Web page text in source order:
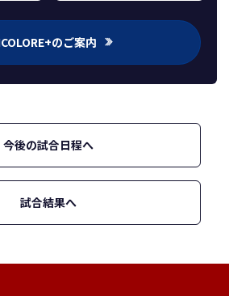
のご案内
今後の試合日程へ
試合結果へ